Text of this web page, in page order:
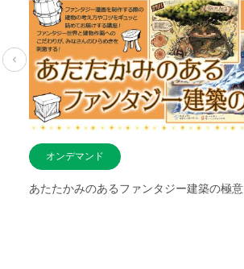
オンデマンド
あたたかみのあるファンタジー建築の極意